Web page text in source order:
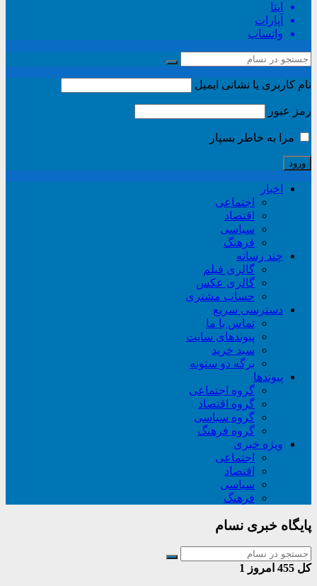
ایتا
آپارات
واتساپ
نام کاربری یا نشانی ایمیل
رمز عبور
مرا به خاطر بسپار
اخبار
اجتماعی
اقتصاد
سیاسی
فرهنگ
چند رسانه
گالری فیلم
گالری عکس
حساب مشتری
دسترسی سریع
تماس با ما
پیوندهای سایت
سبد خريد
برگه دو ستونه
پیوندها
گروه اجتماعی
گروه اقتصاد
گروه سیاسی
گروه فرهنگ
ویژه خبری
اجتماعی
اقتصاد
سیاسی
فرهنگ
پایگاه خبری نسام
کل امروز 1